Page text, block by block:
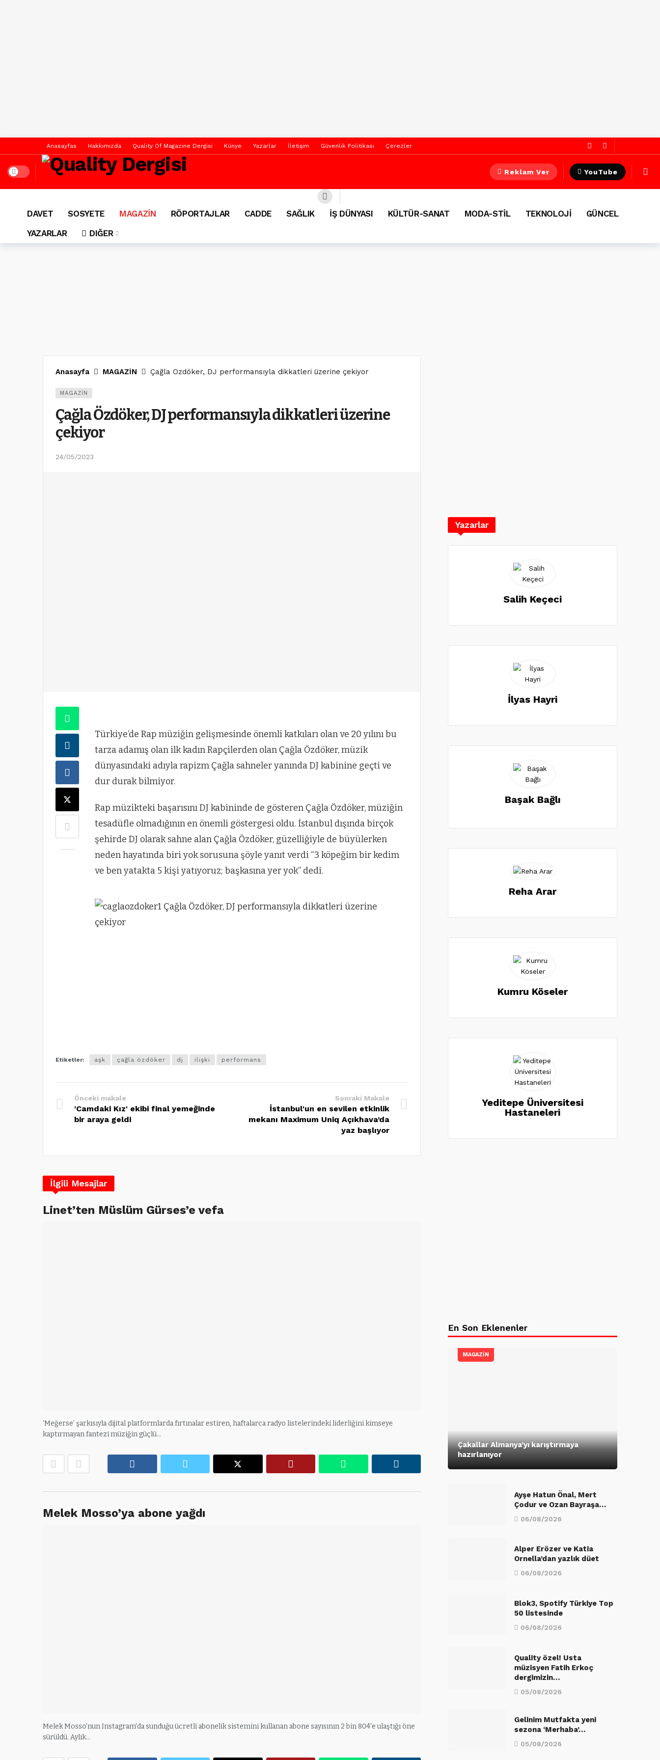
Anasayfas Hakkımızda Quality Of Magazine Dergisi Künye Yazarlar İletişim Güvenlik Politikası Çerezler
Dark mode Reklam Ver YouTube
DAVET SOSYETE MAGAZİN RÖPORTAJLAR CADDE SAĞLIK İŞ DÜNYASI KÜLTÜR-SANAT MODA-STİL TEKNOLOJİ
GÜNCEL
YAZARLAR
DIĞER
Anasayfa MAGAZİN Çağla Özdöker, DJ performansıyla dikkatleri üzerine çekiyor
MAGAZİN
Çağla Özdöker, DJ performansıyla dikkatleri üzerine
çekiyor
24/05/2023
Türkiye’de Rap müziğin gelişmesinde önemli katkıları olan ve 20 yılını bu
tarza adamış olan ilk kadın Rapçilerden olan Çağla Özdöker, müzik
dünyasındaki adıyla rapizm Çağla sahneler yanında DJ kabinine geçti ve
dur durak bilmiyor.
Rap müzikteki başarısını DJ kabininde de gösteren Çağla Özdöker, müziğin
tesadüfle olmadığının en önemli göstergesi oldu. İstanbul dışında birçok
şehirde DJ olarak sahne alan Çağla Özdöker, güzelliğiyle de büyülerken
neden hayatında biri yok sorusuna şöyle yanıt verdi “3 köpeğim bir kedim
ve ben yatakta 5 kişi yatıyoruz; başkasına yer yok” dedi.
Etiketler: aşk çağla özdöker dj ilişki performans
Önceki makale
'Camdaki Kız' ekibi final yemeğinde
bir araya geldi
Sonraki Makale
İstanbul'un en sevilen etkinlik
mekanı Maximum Uniq Açıkhava’da
yaz başlıyor
İlgili Mesajlar
Linet’ten Müslüm Gürses’e vefa
‘Meğerse’ şarkısıyla dijital platformlarda fırtınalar estiren, haftalarca radyo listelerindeki liderliğini kimseye
kaptırmayan fantezi müziğin güçlü…
Melek Mosso’ya abone yağdı
Melek Mosso'nun Instagram'da sunduğu ücretli abonelik sistemini kullanan abone sayısının 2 bin 804'e ulaştığı öne
sürüldü. Aylık…
Yazarlar
Salih Keçeci
İlyas Hayri
Başak Bağlı
Reha Arar
Kumru Köseler
Yeditepe Üniversitesi
Hastaneleri
En Son Eklenenler
MAGAZİN
Çakallar Almanya’yı karıştırmaya
hazırlanıyor
Ayşe Hatun Önal, Mert
Çodur ve Ozan Bayraşa…
06/08/2026
Alper Erözer ve Katia
Ornella’dan yazlık düet
06/08/2026
Blok3, Spotify Türkiye Top
50 listesinde
06/08/2026
Quality özel! Usta
müzisyen Fatih Erkoç
dergimizin…
05/08/2026
Gelinim Mutfakta yeni
sezona ‘Merhaba’…
05/08/2026